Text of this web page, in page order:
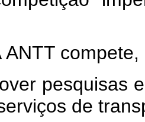
ANTT
pesquisas e
de